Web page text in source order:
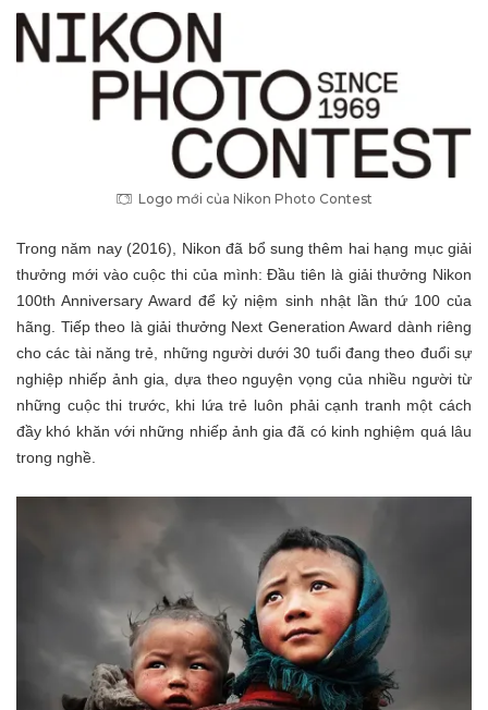
Logo mới của Nikon Photo Contest
Trong năm nay (2016), Nikon đã bổ sung thêm hai hạng mục giải
thưởng mới vào cuộc thi của mình: Đầu tiên là giải thưởng Nikon
100th Anniversary Award để kỷ niệm sinh nhật lần thứ 100 của
hãng. Tiếp theo là giải thưởng Next Generation Award dành riêng
cho các tài năng trẻ, những người dưới 30 tuổi đang theo đuổi sự
nghiệp nhiếp ảnh gia, dựa theo nguyện vọng của nhiều người từ
những cuộc thi trước, khi lứa trẻ luôn phải cạnh tranh một cách
đầy khó khăn với những nhiếp ảnh gia đã có kinh nghiệm quá lâu
trong nghề.